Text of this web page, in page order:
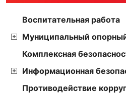
Воспитательная работа
Муниципальный
Комплексная
Информационная
Противодействие